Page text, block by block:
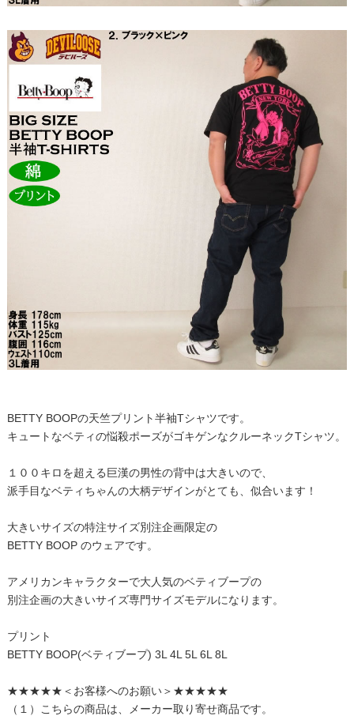
BETTY BOOPの天竺プリント半袖Tシャツです。
キュートなベティの悩殺ポーズがゴキゲンなクルーネックTシャツ。
１００キロを超える巨漢の男性の背中は大きいので、
派手目なベティちゃんの大柄デザインがとても、似合います！
大きいサイズの特注サイズ別注企画限定の
BETTY BOOP のウェアです。
アメリカンキャラクターで大人気のベティブープの
別注企画の大きいサイズ専門サイズモデルになります。
プリント
BETTY BOOP(ベティブープ) 3L 4L 5L 6L 8L
★★★★★＜お客様へのお願い＞★★★★★
（１）こちらの商品は、メーカー取り寄せ商品です。